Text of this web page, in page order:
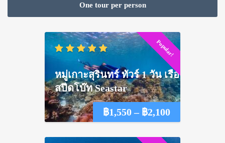
through
฿1,350
One tour per person
Popular!
฿1,550 – ฿2,100Price
หมู่เกาะสุรินทร์ ทัวร์ 1 วัน เรือ
สปีดโบ๊ท Seastar